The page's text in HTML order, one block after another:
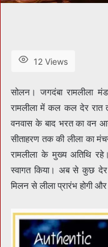
12 Views
सोलन। जगदंबा रामलीला
रामलीला में कल कल देर रात
वनवास के बाद भरत का वन
सीताहरण तक की लीला का
रामलीला के मुख्य अतिथि
स्वागत किया। अब से कुछ देर
मिलन से लीला प्रारंभ होगी